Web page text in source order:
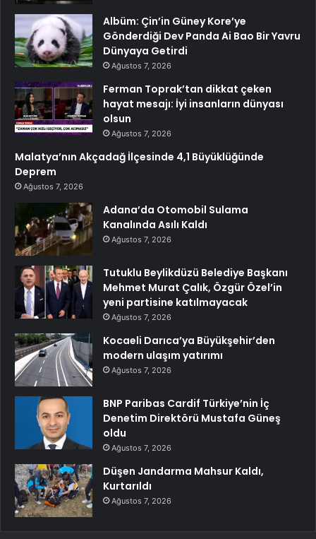
Albüm: Çin’in Güney Kore’ye
Gönderdiği Dev Panda Ai Bao Bir Yavru
Dünyaya Getirdi
Ağustos 7, 2026
Ferman Toprak’tan dikkat çeken
hayat mesajı: İyi insanların dünyası
olsun
Ağustos 7, 2026
Malatya’nın Akçadağ İlçesinde 4,1 Büyüklüğünde
Deprem
Ağustos 7, 2026
Adana’da Otomobil Sulama
Kanalında Asılı Kaldı
Ağustos 7, 2026
Tutuklu Beylikdüzü Belediye Başkanı
Mehmet Murat Çalık, Özgür Özel’in
yeni partisine katılmayacak
Ağustos 7, 2026
Kocaeli Darıca’ya Büyükşehir’den
modern ulaşım yatırımı
Ağustos 7, 2026
BNP Paribas Cardif Türkiye’nin İç
Denetim Direktörü Mustafa Güneş
oldu
Ağustos 7, 2026
Düşen Jandarma Mahsur Kaldı,
Kurtarıldı
Ağustos 7, 2026